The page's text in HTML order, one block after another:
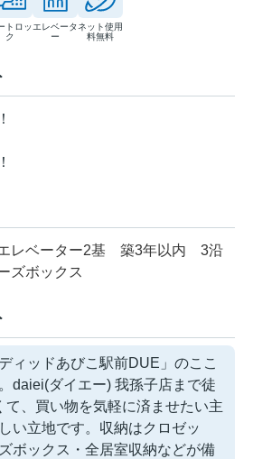
トロッ
ク
エレベータ
ー
ネット使用
料無料
レベーター2基 築3年以内
3沿
ズボックス
ィッドあびこ駅前DUE」のここ
daiei(ダイエー) 我孫子店まで徒
て、買い物を気軽に済ませたい主
い立地です。収納はクロゼッ
ボックス・全居室収納などが備